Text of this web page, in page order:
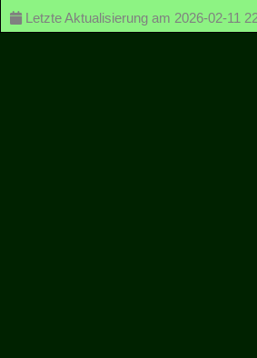
Letzte Aktualisierung am 2026-02-11